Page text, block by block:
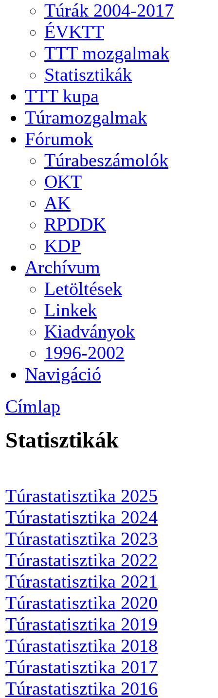
Túrák 2004-2017
ÉVKTT
TTT mozgalmak
Statisztikák
TTT kupa
Túramozgalmak
Fórumok
Túrabeszámolók
OKT
AK
RPDDK
KDP
Archívum
Letöltések
Linkek
Kiadványok
1996-2002
Navigáció
Címlap
Statisztikák
Túrastatisztika 2025
Túrastatisztika 2024
Túrastatisztika 2023
Túrastatisztika 2022
Túrastatisztika 2021
Túrastatisztika 2020
Túrastatisztika 2019
Túrastatisztika 2018
Túrastatisztika 2017
Túrastatisztika 2016